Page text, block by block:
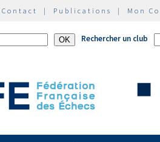
Contact | Publications | Mon
Rechercher un club